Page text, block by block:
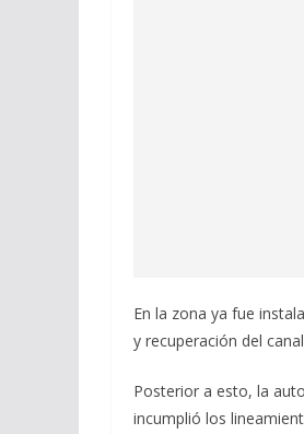
En la zona ya fue
y recuperación del
Posterior a esto, la
incumplió los